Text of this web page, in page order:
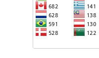
ՇԱՐՈՒՆԱԿՎՈՒՄ Է